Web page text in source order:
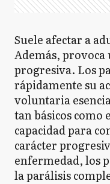
Suele afectar a
Además,
progresiva. Los
rápidamente su
voluntaria
tan básicos como
capacidad para
carácter
enfermedad, los
la parálisis